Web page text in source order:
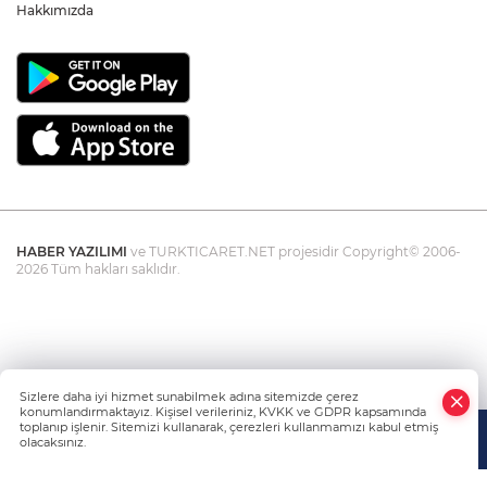
Hakkımızda
HABER YAZILIMI ve TURKTICARET.NET projesidir Copyright© 2006-
2026 Tüm hakları saklıdır.
Sizlere daha iyi hizmet sunabilmek adına sitemizde çerez
konumlandırmaktayız. Kişisel verileriniz, KVKK ve GDPR kapsamında
toplanıp işlenir. Sitemizi kullanarak, çerezleri kullanmamızı kabul etmiş
olacaksınız.